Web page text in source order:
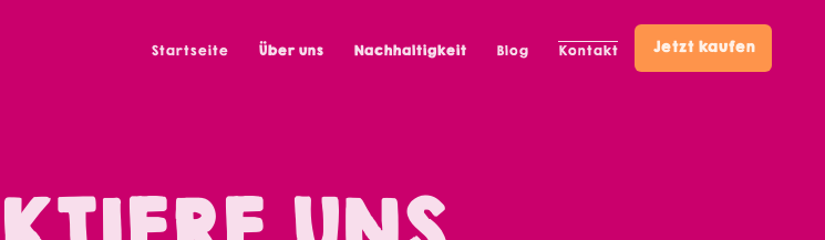
Startseite Über uns Nachhaltigkeit Blog Kontakt Jetzt kaufen